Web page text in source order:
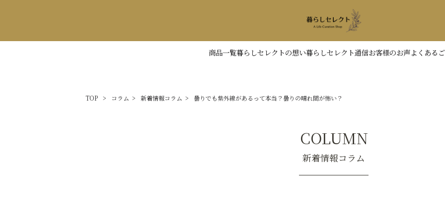
商品一覧暮らしセレクトの想い暮らしセレクト通信お客様のお声よくある
TOP > コラム > 新着情報コラム > 曇りでも紫外線があるって本当？曇りの晴れ間が怖い？
COLUMN
新着情報コラム